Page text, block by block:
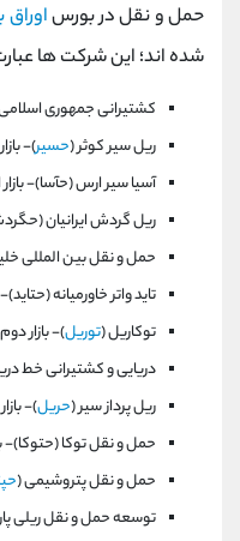
حمل و نقل در بورساوراق
شده اند؛ این شرکت ها
كشتيرانی جمهوری
ريل سير كوثر (حسير)-
آسيا سير ارس (حآسا)-
ريل گردش ايرانيان
حمل و نقل بين المللی
تاید واتر خاورمیانه
توكاريل (توريل)- بازار
دريايی و کشتيرانی خط
ريل پرداز سیر (حريل)-
حمل و نقل توکا (حتوكا)-
حمل و نقل پتروشيمی (
توسعه حمل و نقل ريلی